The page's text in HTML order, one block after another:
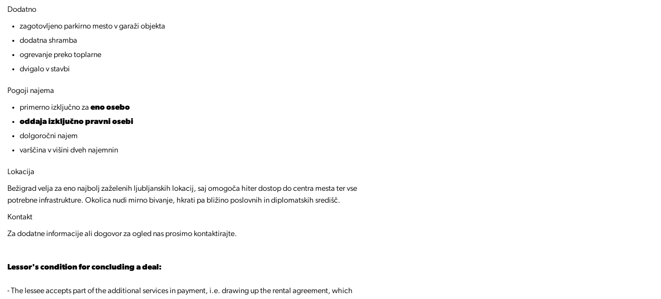
Dodatno
zagotovljeno parkirno mesto v garaži objekta
dodatna shramba
ogrevanje preko toplarne
dvigalo v stavbi
Pogoji najema
primerno izključno za eno osebo
oddaja izključno pravni osebi
dolgoročni najem
varščina v višini dveh najemnin
Lokacija
Bežigrad velja za eno najbolj zaželenih ljubljanskih lokacij, saj omogoča hiter dostop do centra mesta ter vse
potrebne infrastrukture. Okolica nudi mirno bivanje, hkrati pa bližino poslovnih in diplomatskih središč.
Kontakt
Za dodatne informacije ali dogovor za ogled nas prosimo kontaktirajte.
Lessor's condition for concluding a deal:
- The lessee accepts part of the additional services in payment, i.e. drawing up the rental agreement, which